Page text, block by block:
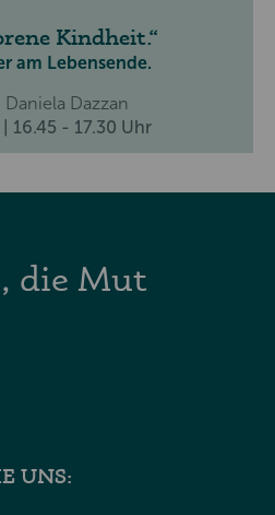
Kindheit.
am Lebensende.
Daniela Dazzan
| 16.45 - 17.30 Uhr
die Mut
UNS: